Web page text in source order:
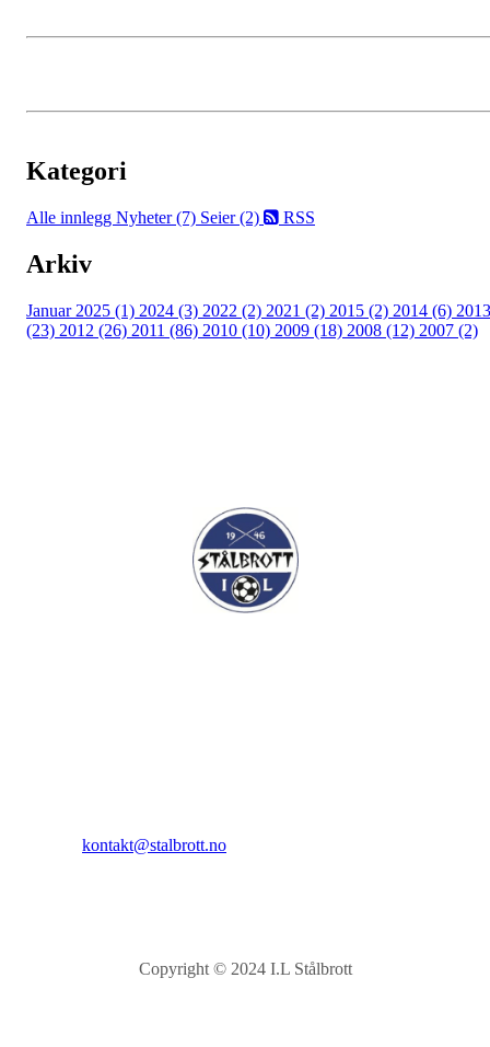
Kategori
Alle innlegg Nyheter (7) Seier (2) RSS
Arkiv
Januar 2025 (1) 2024 (3) 2022 (2) 2021 (2) 2015 (2) 2014 (6) 2013
(23) 2012 (26) 2011 (86) 2010 (10) 2009 (18) 2008 (12) 2007 (2)
kontakt@stalbrott.no
Copyright © 2024 I.L Stålbrott